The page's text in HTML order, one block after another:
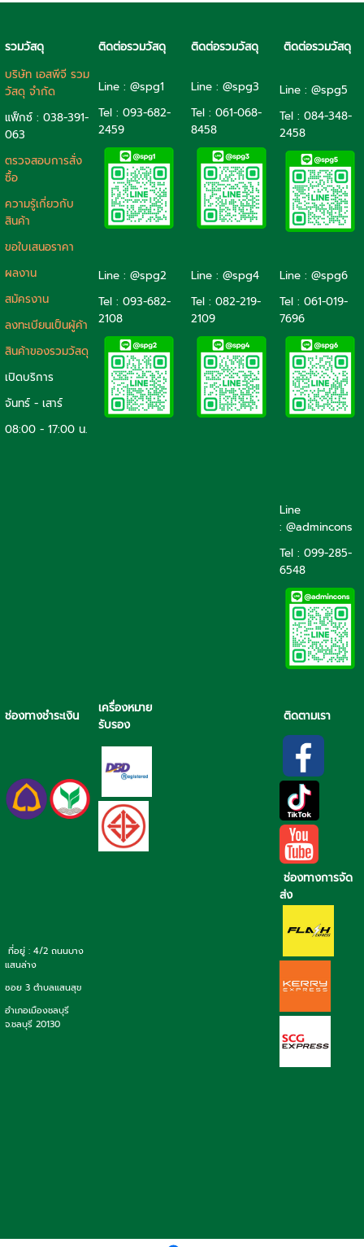
รวมวัสดุ ติดต่อรวมวัสดุ ติดต่อรวมวัสดุ
ติดต่อรวมวัสดุ
บริษัท เอสพีจี รวม
วัสดุ จำกัด
แฟ็กซ์ : 038-391-
063
ตรวจสอบการสั่ง
ซื้อ
ความรู้เกี่ยวกับ
สินค้า
ขอใบเสนอราคา
ผลงาน
สมัครงาน
ลงทะเบียนเป็นผู้ค้า
สินค้าของรวมวัสดุ
เปิดบริการ
จันทร์ - เสาร์
08:00 - 17:00 น.
Line : @spg1
Tel : 093-682-
2459
Line : @spg2
Tel : 093-682-
2108
Line : @spg3
Tel : 061-068-
8458
Line : @spg4
Tel : 082-219-
2109
Line : @spg5
Tel : 084-348-
2458
Line : @spg6
Tel : 061-019-
7696
Line
: @admincons
Tel : 099-285-
6548
ช่องทางชำระเงิน
เครื่องหมาย
รับรอง
ติดตามเรา
ช่องทางการจัด
ส่ง
ที่อยู่ : 4/2 ถนนบาง
แสนล่าง
ซอย 3 ตำบลแสนสุข
อำเภอเมืองชลบุรี
จ.ชลบุรี 20130